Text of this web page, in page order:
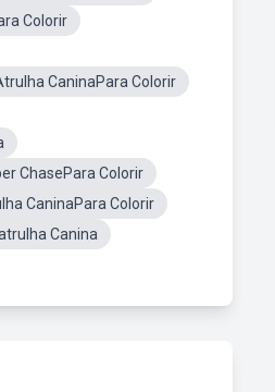
Colorir
CaninaPara Colorir
ChasePara Colorir
CaninaPara Colorir
Canina